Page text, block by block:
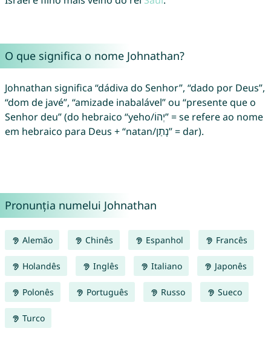
O que significa o nome Johnathan?
Johnathan significa “dádiva do Senhor”, “dado por Deus”,
“dom de javé”, “amizade inabalável” ou “presente que o
Senhor deu” (do hebraico “yeho/יְהוֹ” = se refere ao nome
em hebraico para Deus + “natan/נָתַן” = dar).
Pronunția numelui Johnathan
Alemão Chinês Espanhol Francês
Holandês Inglês Italiano Japonês
Polonês Português Russo Sueco
Turco